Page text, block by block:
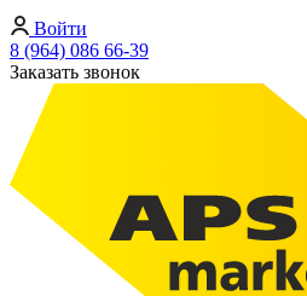
Войти
8 (964) 086 66-39
Заказать звонок